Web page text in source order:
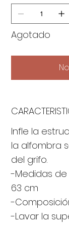
Agotado
Infle la
la alfombra
del grifo.
-Medidas
63 cm
-
-Lavar la